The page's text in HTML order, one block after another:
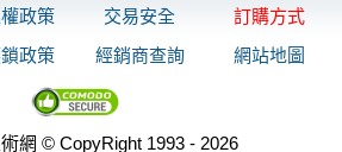
政策 交易安全
訂購方式
政策 經銷商查詢 網站地圖
網 © CopyRight 1993 - 2026